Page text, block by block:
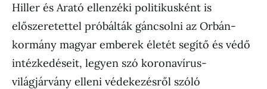
Hiller és Arató ellenzéki politikusként is
előszeretettel próbálták gáncsolni az Orbán-
kormány magyar emberek életét segítő és védő
intézkedéseit, legyen szó koronavírus-
világjárvány elleni védekezésről szóló